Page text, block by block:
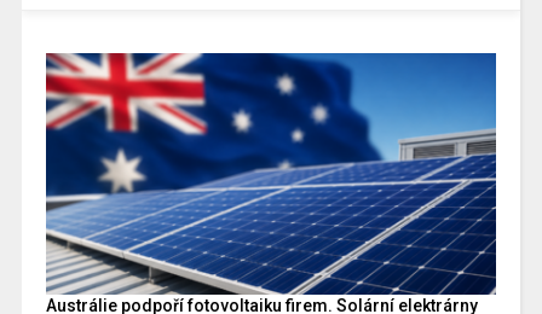
Austrálie podpoří fotovoltaiku firem. Solární elektrárny